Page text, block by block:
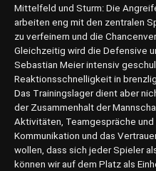
Mittelfeld und Sturm: Die
arbeiten eng mit den zentralen
zu verfeinern und die
Gleichzeitig wird die Defensive
Sebastian Meier intensiv
Reaktionsschnelligkeit in
Das Trainingslager dient aber
der Zusammenhalt der
Aktivitäten, Teamgespräche
Kommunikation und das
wollen, dass sich jeder Spieler
können wir auf dem Platz als